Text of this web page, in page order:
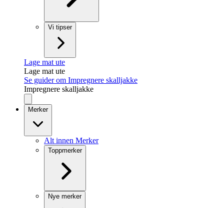
Vi tipser
Lage mat ute
Lage mat ute
Se guider om Impregnere skalljakke
Impregnere skalljakke
Merker
Alt innen Merker
Toppmerker
Nye merker